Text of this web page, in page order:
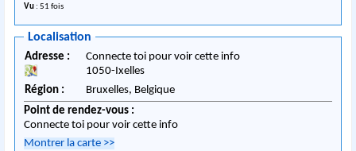
Vu : 51 fois
Localisation
Adresse :
Connecte toi pour voir cette info
1050-Ixelles
Région :
Bruxelles, Belgique
Point de rendez-vous :
Connecte toi pour voir cette info
Montrer la carte >>